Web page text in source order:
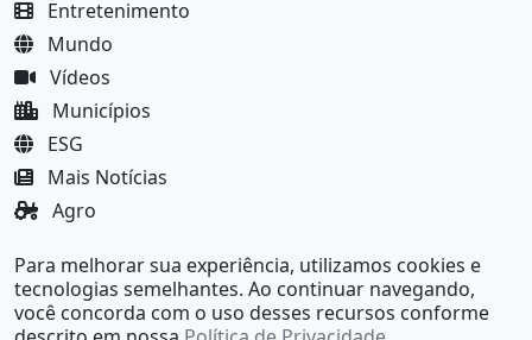
Entretenimento
Mundo
Vídeos
Municípios
ESG
Mais Notícias
Agro
MundoBA Black
Para melhorar sua experiência, utilizamos cookies e
tecnologias semelhantes. Ao continuar navegando,
você concorda com o uso desses recursos conforme